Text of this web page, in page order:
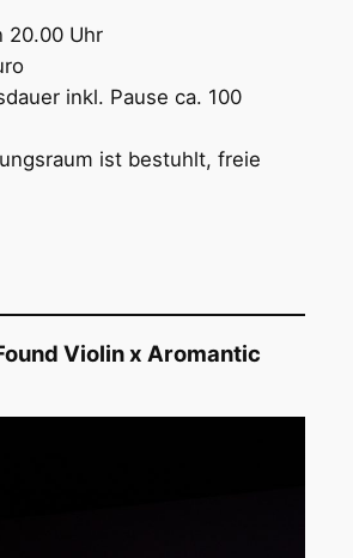
20.00 Uhr
inkl. Pause ca. 100
ist bestuhlt, freie
Violin x Aromantic